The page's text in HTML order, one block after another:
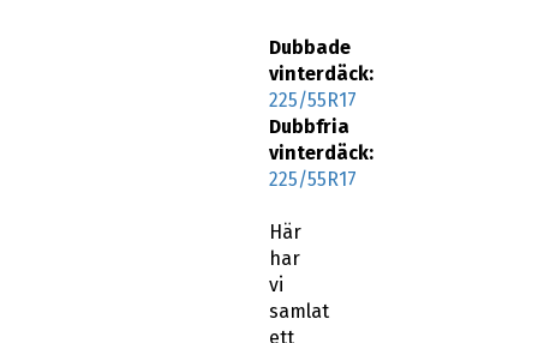
Dubbade
vinterdäck:
225/55R17
Dubbfria
vinterdäck:
225/55R17
Här
har
vi
samlat
ett